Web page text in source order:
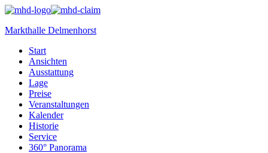
Markthalle Delmenhorst
Start
Ansichten
Ausstattung
Lage
Preise
Veranstaltungen
Kalender
Historie
Service
360° Panorama